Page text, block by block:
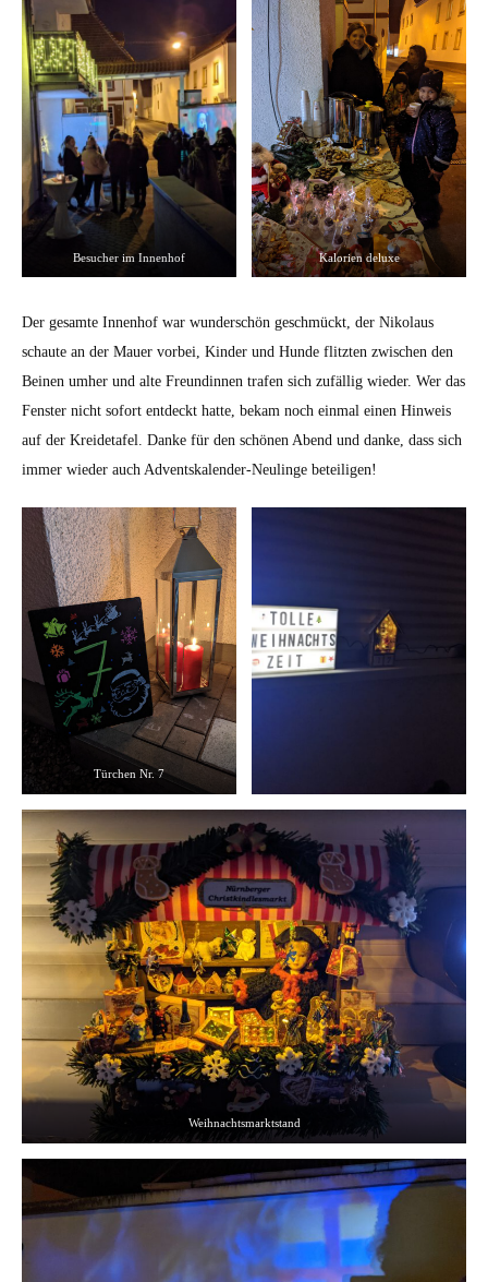
Besucher im Innenhof Kalorien deluxe
Der gesamte Innenhof war wunderschön geschmückt, der Nikolaus
schaute an der Mauer vorbei, Kinder und Hunde flitzten zwischen den
Beinen umher und alte Freundinnen trafen sich zufällig wieder. Wer das
Fenster nicht sofort entdeckt hatte, bekam noch einmal einen Hinweis
auf der Kreidetafel. Danke für den schönen Abend und danke, dass sich
immer wieder auch Adventskalender-Neulinge beteiligen!
Türchen Nr. 7
Weihnachtsmarktstand